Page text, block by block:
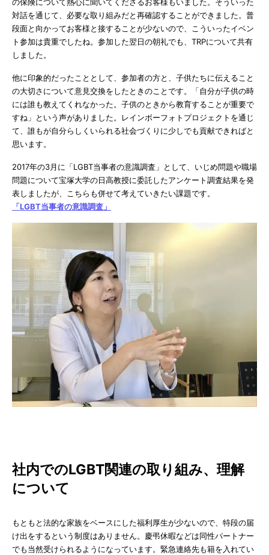
対話を通じて、必要な取り組みだと再確認することができました。普
段面と向かってお客様と接することが少ないので、こういったイベン
ト参加は貴重でしたね。参加した翌日の朝礼でも、TRPについて共有
しました。
他に印象的だったこととして、参加者の方と、子供たちに伝えること
の大切さについて意見交換をしたときのことです。「自分が子供の時
には誰も教えてくれなかった。子供のときから教育することが重要で
すね」という声がありました。レインボーフォトプロジェクトを通じ
て、誰もが自分らしくいられる社会づくりに少しでも貢献できればと
思います。
2017年の3月に「LGBT当事者の意識調査」として、いじめ問題や職場
問題について宝塚大学の日高教授に委託したアンケート調査結果を発
表しましたが、こちらも併せて考えていきたい課題です。
「LGBT当事者の意識調査」
社内でのLGBT関連の取り組み、理解
について
もともと法的な家族をベースにした福利厚生が少ないので、特段の届
け出をするという制度はありません。慶弔休暇などは同性パートナー
でも当然受けられるようになっています。緊急連絡先も籍を入れてい